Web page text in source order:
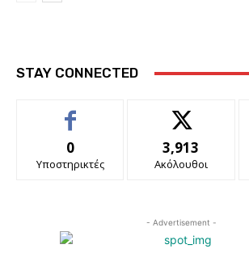
STAY CONNECTED
0
Υποστηρικτές
3,913
Ακόλουθοι
- Advertisement -